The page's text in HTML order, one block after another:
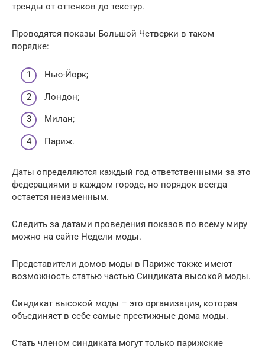
тренды от оттенков до текстур.
Проводятся показы Большой Четверки в таком
порядке:
Нью-Йорк;
Лондон;
Милан;
Париж.
Даты определяются каждый год ответственными за это
федерациями в каждом городе, но порядок всегда
остается неизменным.
Следить за датами проведения показов по всему миру
можно на сайте Недели моды.
Представители домов моды в Париже также имеют
возможность статью частью Синдиката высокой моды.
Синдикат высокой моды – это организация, которая
объединяет в себе самые престижные дома моды.
Стать членом синдиката могут только парижские